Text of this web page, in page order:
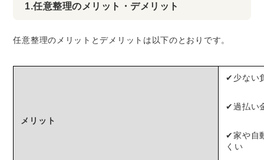
1.任意整理のメリット・デメリット
任意整理のメリットとデメリットは以下のとおりです。
メリット
✔少ない
✔過払い
✔家や自
くい